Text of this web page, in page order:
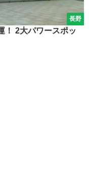
長野
！ 2大パワースポッ